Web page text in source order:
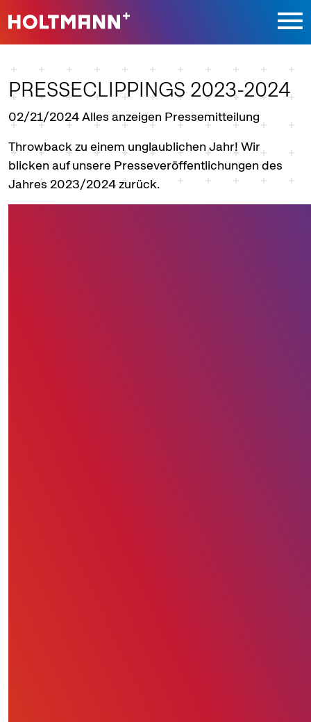
PRESSECLIPPINGS 2023-2024
02/21/2024Alles anzeigen Pressemitteilung
Throwback zu einem unglaublichen Jahr! Wir
blicken auf unsere Presseveröffentlichungen des
Jahres 2023/2024 zurück.